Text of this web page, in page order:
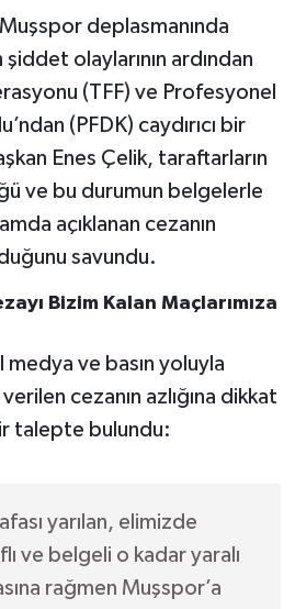
deplasmanında
olaylarının ardından
(TFF) ve Profesyonel
(PFDK) caydırıcı bir
Enes Çelik, taraftarların
ve bu durumun belgelerle
açıklanan cezanın
savundu.
Bizim Kalan Maçlarımıza
medya ve basın yoluyla
cezanın azlığına dikkat
talepte bulundu:
yarılan, elimizde
ve belgeli o kadar yaralı
rağmen Muşspor’a